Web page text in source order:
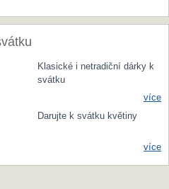
Klasické i netradiční dárky k
svátku
více
Darujte k svátku květiny
více